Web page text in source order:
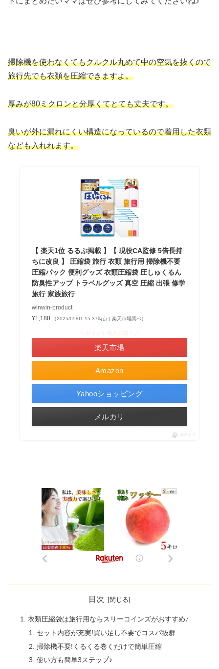
掃除機を使わなくてもクルクル丸めて中の空気を抜くので
旅行先でも衣類を圧縮できますよ。
厚みが80ミクロンと分厚くてとても丈夫です。
臭いが外に漏れにくい構造になっているので着用した衣類
なども入れれます。
【 楽天1位 るるぶ掲載 】【 現役CA監修 5倍長持
ちに改良 】 圧縮袋 旅行 衣類 旅行用 掃除機不要
圧縮パック 便利グッズ 衣類圧縮袋 圧しゅくるん
防臭性アップ トラベルグッズ 真空 圧縮 出張 修学
旅行 家族旅行
winwin-product
¥1,180
（2025/05/01 15:37時点 | 楽天市場調べ）
Amazon
楽天市場
Yahooショッピング
メルカリ
ポチップ
目次
衣類圧縮袋は旅行用ならスリーコインズがおすすめ♪
セット内容が充実!買い足し不要でコスパ抜群
掃除機不要!くるくる巻くだけで簡単圧縮
使い方も簡単3ステップ♪